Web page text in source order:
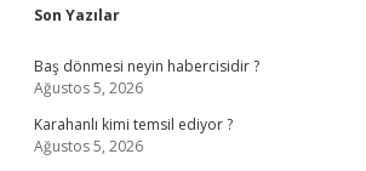
Sidebar
Son Yazılar
Baş dönmesi neyin habercisidir ?
Ağustos 5, 2026
Karahanlı kimi temsil ediyor ?
Ağustos 5, 2026